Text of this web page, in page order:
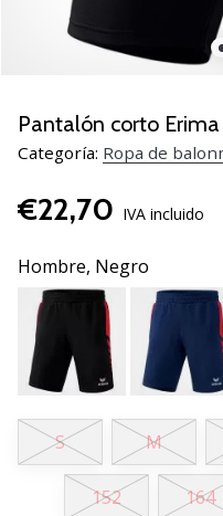
zapatillas
Accelerate
SQD
Descubre
actualizaciones
técnicas
y…
25. 11. 2024
2 min. de lectura
¡Conviértete
Pantalón corto
Categoría: Ropa de
€22,70 IVA incluido
Hombre, Negro
S M
152 164